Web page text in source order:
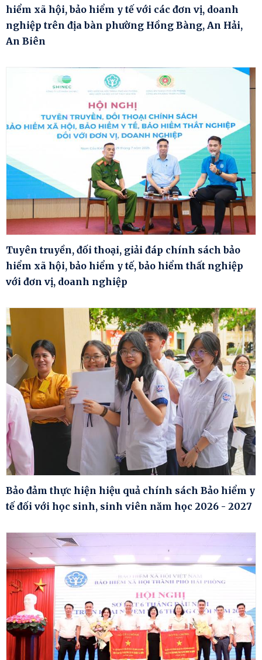
hiểm xã hội, bảo hiểm y tế với các đơn vị, doanh
nghiệp trên địa bàn phường Hồng Bàng, An Hải,
An Biên
Tuyên truyền, đối thoại, giải đáp chính sách bảo
hiểm xã hội, bảo hiểm y tế, bảo hiểm thất nghiệp
với đơn vị, doanh nghiệp
Bảo đảm thực hiện hiệu quả chính sách Bảo hiểm y
tế đối với học sinh, sinh viên năm học 2026 - 2027